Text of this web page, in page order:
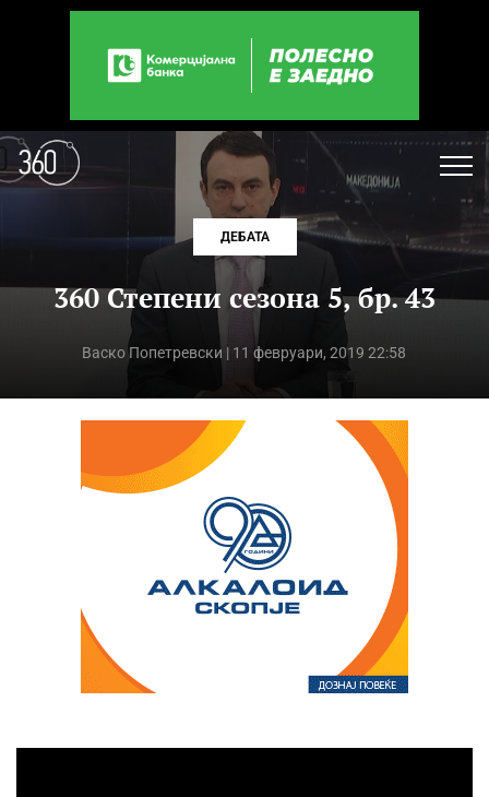
ДЕБАТА
360 Степени сезона 5, бр. 43
Васко Попетревски | 11 февруари, 2019 22:58